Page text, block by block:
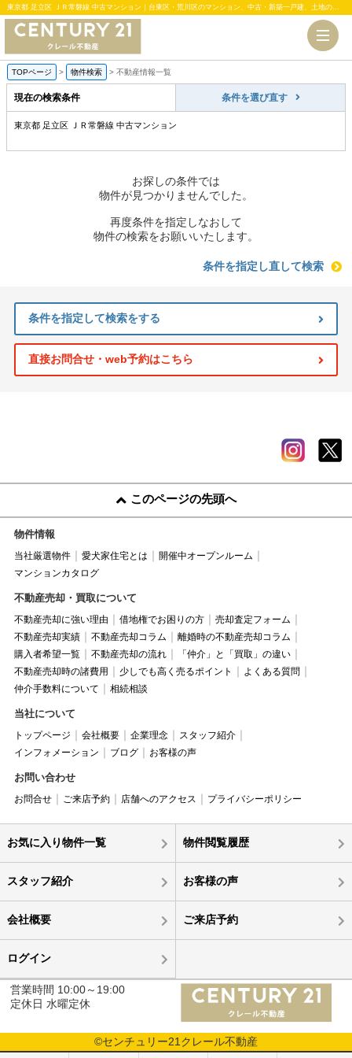
東京都 足立区 ＪＲ常磐線 中古マンション｜台東区・荒川区のマンション、中古・新築一戸建、土地のことならセンチュリー21クレール不動産
TOPページ > 物件検索 > 不動産情報一覧
現在の検索条件 条件を選び直す
東京都 足立区 ＪＲ常磐線 中古マンション
お探しの条件では
物件が見つかりませんでした。
再度条件を指定しなおして
物件の検索をお願いいたします。
条件を指定し直して検索
条件を指定して検索をする
直接お問合せ・web予約はこちら
このページの先頭へ
物件情報
当社厳選物件 愛犬家住宅とは
開催中オープンルーム
マンションカタログ
不動産売却・買取について
不動産売却に強い理由 借地権でお困りの方
売却査定フォーム
不動産売却実績
不動産売却コラム
離婚時の不動産売却コラム
購入者希望一覧
不動産売却の流れ
「仲介」と「買取」の違い
不動産売却時の諸費用
少しでも高く売るポイント
よくある質問
仲介手数料について
相続相談
当社について
トップページ 会社概要 企業理念
スタッフ紹介
インフォメーション
ブログ お客様の声
お問い合わせ
お問合せ ご来店予約 店舗へのアクセス プライバシーポリシー
お気に入り物件一覧 物件閲覧履歴
スタッフ紹介 お客様の声
会社概要 ご来店予約
ログイン
営業時間 10:00～19:00
定休日 水曜定休
©センチュリー21クレール不動産